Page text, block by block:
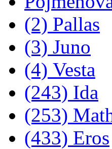
(2) Pallas
(3) Juno
(4) Vesta
(243) Ida
(253)
(433) Eros